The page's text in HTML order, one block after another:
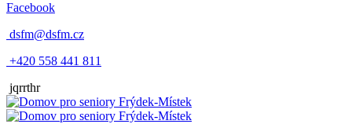
Facebook
dsfm@dsfm.cz
+420 558 441 811
jqrrthr